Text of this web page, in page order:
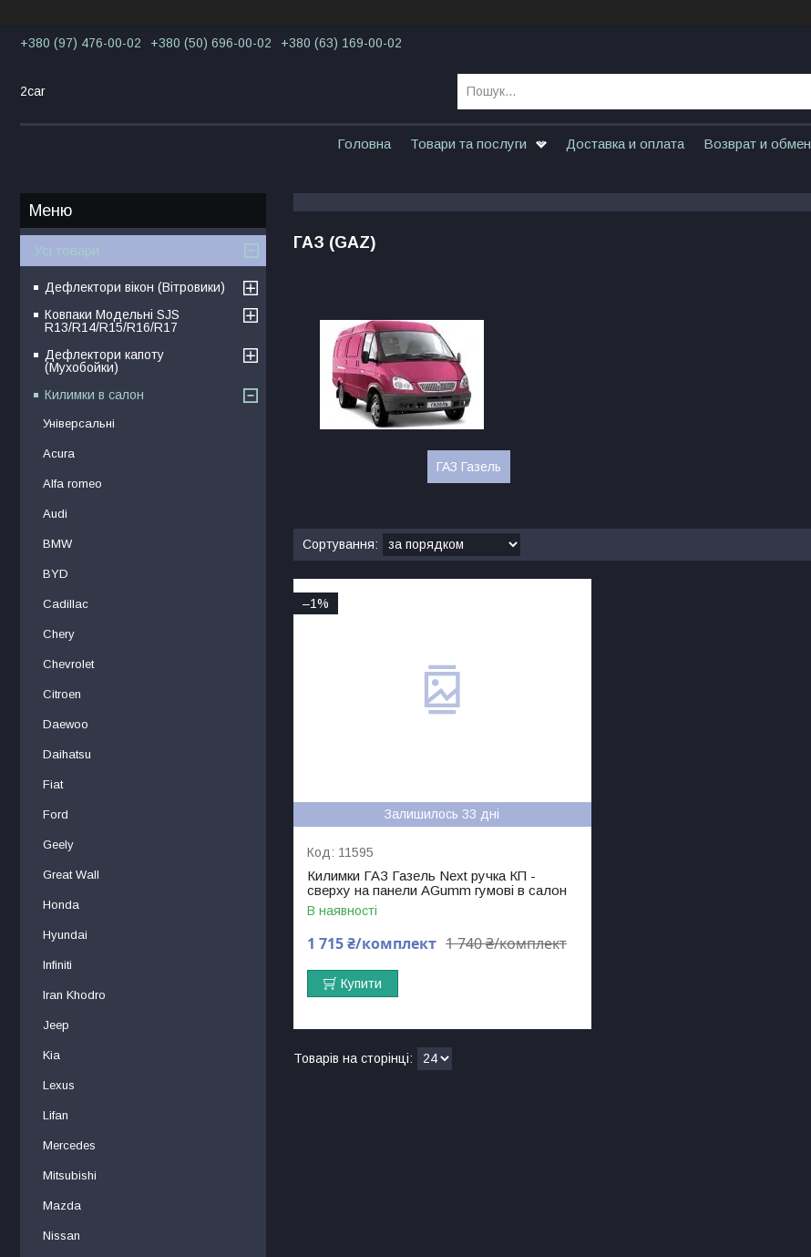
+380 (97) 476-00-02 +380 (50) 696-00-02 +380 (63) 169-00-02
2car
Головна Товари та послуги Доставка и оплата Возврат и обмен
ГАЗ (GAZ)
ГАЗ Газель
–1%
Залишилось 33 дні
11595
Килимки ГАЗ Газель Next ручка КП -
сверху на панели AGumm гумові в салон
В наявності
1 740 ₴/комплект
1 715 ₴/комплект
Купити
Усі товари
Дефлектори вікон (Вітровики)
Ковпаки Модельні SJS
R13/R14/R15/R16/R17
Дефлектори капоту
(Мухобойки)
Килимки в салон
Універсальні
Acura
Alfa romeo
Audi
BMW
BYD
Cadillac
Chery
Chevrolet
Citroen
Daewoo
Daihatsu
Fiat
Ford
Geely
Great Wall
Honda
Hyundai
Infiniti
Iran Khodro
Jeep
Kia
Lexus
Lifan
Mercedes
Mitsubishi
Mаzdа
Nissan